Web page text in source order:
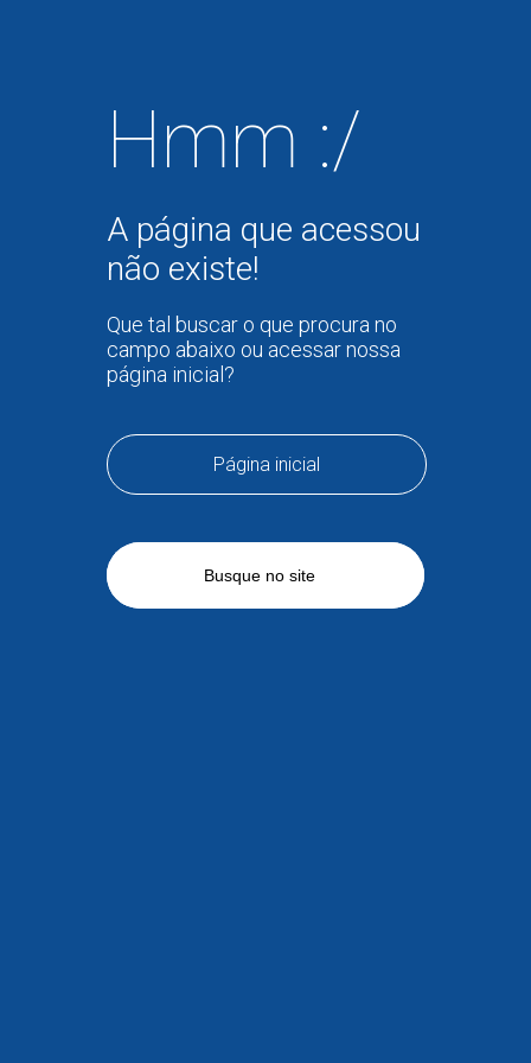
Hmm :/
A página que acessou
não existe!
Que tal buscar o que procura no
campo abaixo ou acessar nossa
página inicial?
Página inicial